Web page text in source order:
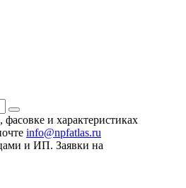
и характеристиках
info@npfatlas.ru
и ИП. Заявки на